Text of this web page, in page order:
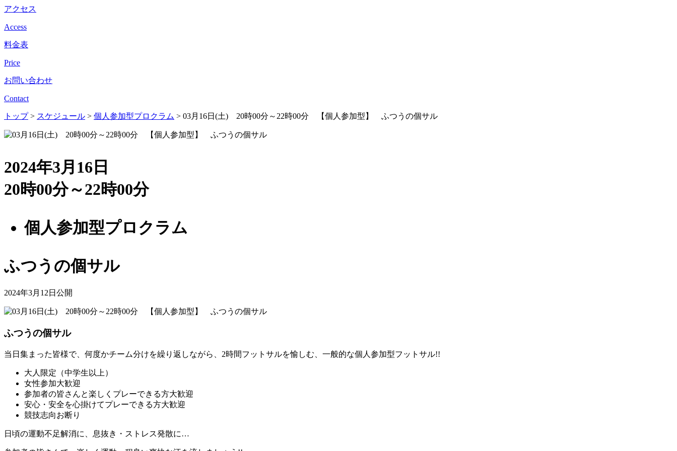
アクセス
Access
料金表
Price
お問い合わせ
Contact
トップ> スケジュール > 個人参加型プロクラム > 03月16日(土) 20時00分～22時00分 【個人参加型】 ふつうの個サル
2024年3月16日
20時00分～22時00分
個人参加型プロクラム
ふつうの個サル
2024年3月12日公開
ふつうの個サル
当日集まった皆様で、何度かチーム分けを繰り返しながら、2時間フットサルを愉しむ、一般的な個人参加型フットサル!!
大人限定（中学生以上）
女性参加大歓迎
参加者の皆さんと楽しくプレーできる方大歓迎
安心・安全を心掛けてプレーできる方大歓迎
競技志向お断り
日頃の運動不足解消に、息抜き・ストレス発散に…